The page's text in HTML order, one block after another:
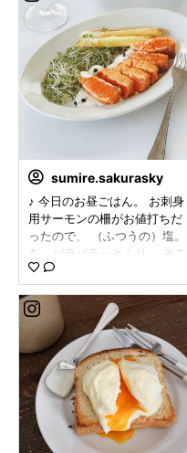
sumire.sakurasky
♪ 今日のお昼ごはん。 お刺身
用サーモンの柵がお値打ちだ
ったので、 （ふつうの）塩。
を、パラパラっとふり、 そこ
に軽く小麦粉とパン粉の残り
を混ぜたものをつけて、 バタ
ーソテー。一緒に、ホワイト
アスパラもソテー！ （ふつう
の）マヨネーズに、 （ふつう
の）胡椒の漬け込み液と 刻ん
だ胡椒をいれて混ぜればソー
ス完成！ お皿の下にも、上に
もかけて、追い胡椒を飾っ
て、 ブロッコリースプラウト
をモリモリ盛り付けたら 簡単